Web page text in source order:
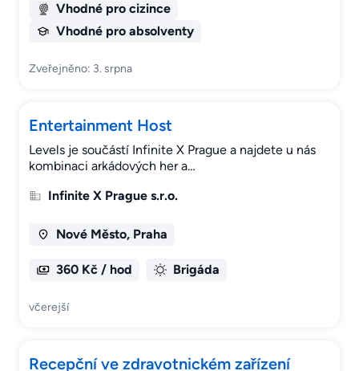
Vhodné pro cizince
Vhodné pro absolventy
Zveřejněno: 3. srpna
Entertainment Host
Levels je součástí Infinite X Prague a najdete u nás
kombinaci arkádových her a…
Infinite X Prague s.r.o.
Nové Město, Praha
360 Kč / hod Brigáda
včerejší
Recepční ve zdravotnickém zařízení